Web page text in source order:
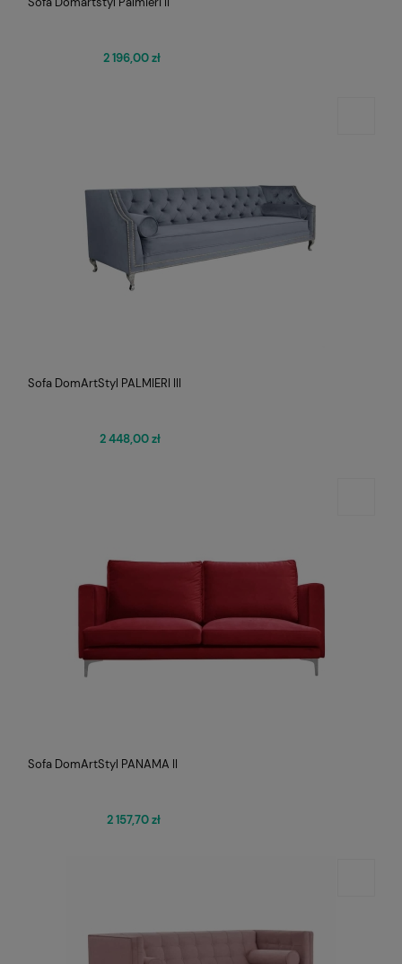
2 196,00 zł
Sofa DomArtStyl PALMIERI III
2 448,00 zł
Sofa DomArtStyl PANAMA II
2 157,70 zł